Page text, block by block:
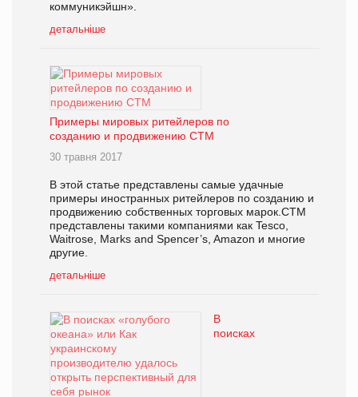
коммуникэйшн».
детальніше
Примеры мировых ритейлеров по
созданию и продвижению СТМ
30 травня 2017
В этой статье представлены самые удачные
примеры иностранных ритейлеров по созданию и
продвижению собственных торговых марок.СТМ
представлены такими компаниями как Tesco,
Waitrose, Marks and Spencer’s, Amazon и многие
другие.
детальніше
В
поисках